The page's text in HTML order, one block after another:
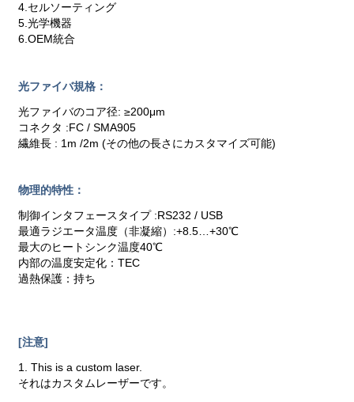
4.セルソーティング
5.光学機器
6.OEM統合
光ファイバ規格：
光ファイバのコア径: ≥200μm
コネクタ :FC / SMA905
繊維長 : 1m /2m (その他の長さにカスタマイズ可能)
物理的特性：
制御インタフェースタイプ :RS232 / USB
最適ラジエータ温度（非凝縮）:+8.5…+30℃
最大のヒートシンク温度40℃
内部の温度安定化：TEC
過熱保護：持ち
[注意]
1. This is a custom laser.
それはカスタムレーザーです。